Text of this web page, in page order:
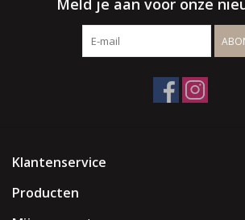
Meld je aan voor onze
Klantenservice
Producten